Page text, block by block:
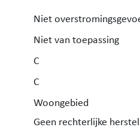
Niet
Niet van toepassing
C
C
Woongebied
Geen rechterlijke